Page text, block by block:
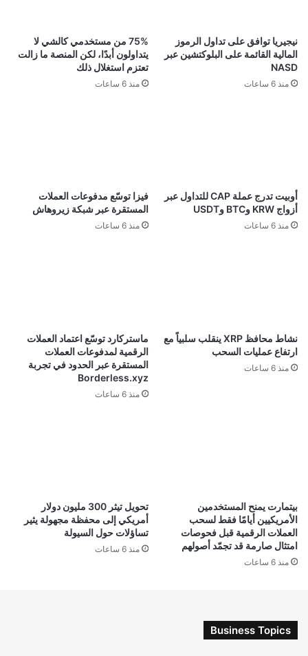
نيجيريا توافق على تداول الرموز
المالية القائمة على البلوكتشين عبر
NASD
منذ 6 ساعات
75% من مستخدمي كالشي لا
يتداولون أبدًا، لكن المنصة ما زالت
تعتزم استغلال ذلك
منذ 6 ساعات
أوبيت تدرج عملة CAP للتداول عبر
أزواج KRW وBTC وUSDT
منذ 6 ساعات
فيزا توسّع مدفوعات العملات
المستقرة عبر شبكة زيروهاش
منذ 6 ساعات
نشاط محافظ XRP ينقلب سلبياً مع
ارتفاع عمليات السحب
منذ 6 ساعات
ماستركارد توسّع اعتماد العملات
الرقمية لمدفوعات العملات
المستقرة عبر الحدود في تجربة
Borderless.xyz
منذ 6 ساعات
بيتمارت يمنح المستخدمين
الأمريكيين أيامًا فقط لسحب
العملات الرقمية قبل فحوصات
امتثال صارمة قد تجمّد أصولهم
منذ 6 ساعات
تحويل تيثر 300 مليون دولار
أمريكي إلى محفظة مجهولة يثير
تساؤلات حول السيولة
منذ 6 ساعات
Business Topics